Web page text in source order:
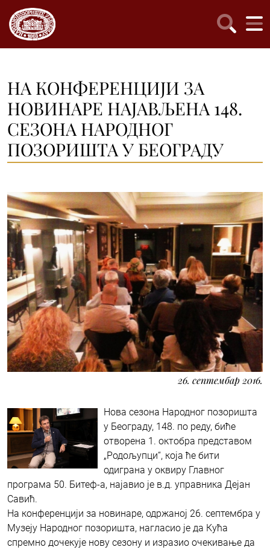
НА КОНФЕРЕНЦИЈИ ЗА
НОВИНАРЕ НАЈАВЉЕНА 148.
СЕЗОНА НАРОДНОГ
ПОЗОРИШТА У БЕОГРАДУ
26. септембар 2016.
Нова сезона Народног позоришта
у Београду, 148. по реду, биће
отворена 1. октобра представом
„Родољупци“, која ће бити
одиграна у оквиру Главног
програма 50. Битеф-а, најавио је в.д. управника Дејан
Савић.
На конференцији за новинаре, одржаној 26. септембра у
Музеју Народног позоришта, нагласио је да Кућа
спремно дочекује нову сезону и изразио очекивање да